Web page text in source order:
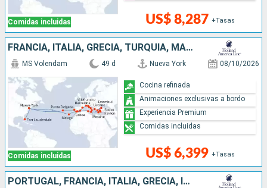
Comidas incluidas US$ 8,287 +Tasas
FRANCIA, ITALIA, GRECIA, TURQUÍA, MALTA, TÚNEZ, ESPAÑA, PORTUGAL, ESTADOS UNIDOS
Comidas incluidas
MS Volendam 49 d Nueva York 08/10/2026
US$ 6,399 +Tasas
Cocina refinada
Animaciones exclusivas a bordo
Experiencia Premium
Comidas incluidas
PORTUGAL, FRANCIA, ITALIA, GRECIA, ISRAEL, EGIPTO, TURQUÍA, MALTA, TÚNEZ, ESPAÑA, MARRUECOS, ESTADOS UNIDOS